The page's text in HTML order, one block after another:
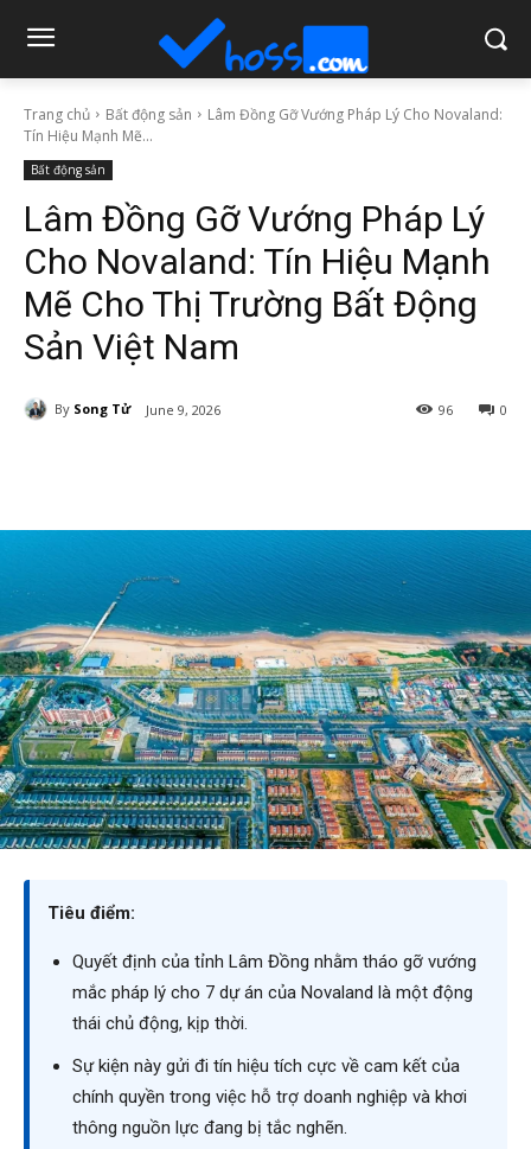
Trang chủ Bất động sản
Lâm Đồng Gỡ Vướng Pháp Lý Cho Novaland:
Tín Hiệu Mạnh Mẽ...
Bất động sản
Lâm Đồng Gỡ Vướng Pháp Lý
Cho Novaland: Tín Hiệu Mạnh
Mẽ Cho Thị Trường Bất Động
Sản Việt Nam
By Song Tử June 9, 2026 0
96
Tiêu điểm:
Quyết định của tỉnh Lâm Đồng nhằm tháo gỡ vướng
mắc pháp lý cho 7 dự án của Novaland là một động
thái chủ động, kịp thời.
Sự kiện này gửi đi tín hiệu tích cực về cam kết của
chính quyền trong việc hỗ trợ doanh nghiệp và khơi
thông nguồn lực đang bị tắc nghẽn.